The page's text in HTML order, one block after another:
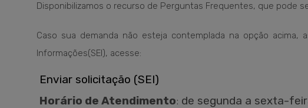
Disponibilizamos o recurso de Perguntas Frequentes, que pode
Caso sua demanda não esteja contemplada na opção acima,
Informações(SEI), acesse:
Enviar solicitação (SEI)
Horário de Atendimento: de segunda a sexta-